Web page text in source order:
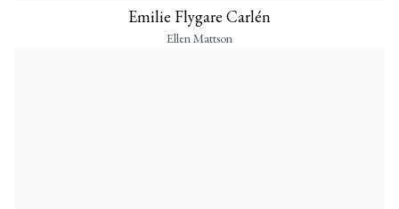
Emilie Flygare Carlén
Ellen Mattson